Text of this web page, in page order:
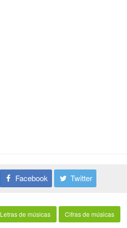
Facebook Twitter
Letras de músicas Cifras de músicas